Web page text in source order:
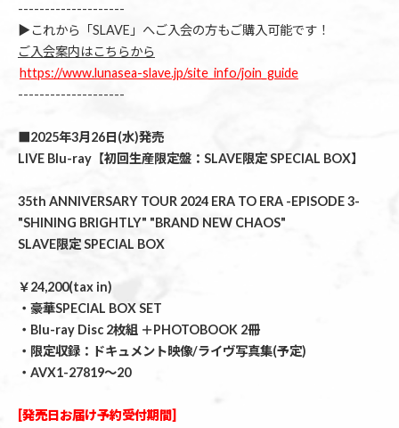
--------------------
▶︎これから「SLAVE」へご入会の方もご購入可能です！
ご入会案内はこちらから
https://www.lunasea-slave.jp/site_info/join_guide
--------------------
■2025年3月26日(水)発売
LIVE Blu-ray【初回生産限定盤：SLAVE限定 SPECIAL BOX】
35th ANNIVERSARY TOUR 2024 ERA TO ERA -EPISODE 3-
"SHINING BRIGHTLY" "BRAND NEW CHAOS"
SLAVE限定 SPECIAL BOX
￥24,200(tax in)
・豪華SPECIAL BOX SET
・Blu-ray Disc 2枚組 ＋PHOTOBOOK 2冊
・限定収録：ドキュメント映像/ライヴ写真集(予定)
・AVX1-27819～20
[発売日お届け予約受付期間]